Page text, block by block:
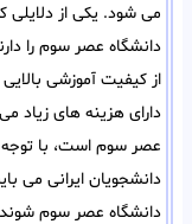
می شود. یکی از دلایلی
دانشگاه عصر سوم را
از کیفیت آموزشی
دارای هزینه های زیاد
عصر سوم است، با توجه
دانشجویان ایرانی می
دانشگاه عصر سوم